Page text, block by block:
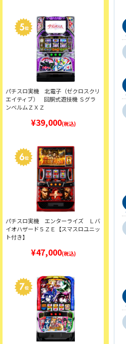
パチスロ実機 北電子（ゼクロスクリ
エイティブ） 回胴式遊技機 Ｓグラ
ンベルムＺＸＺ
¥39,000(税込)
パチスロ実機 エンターライズ Ｌバ
イオハザード５ＺＥ【スマスロユニッ
ト付き】
¥47,000(税込)